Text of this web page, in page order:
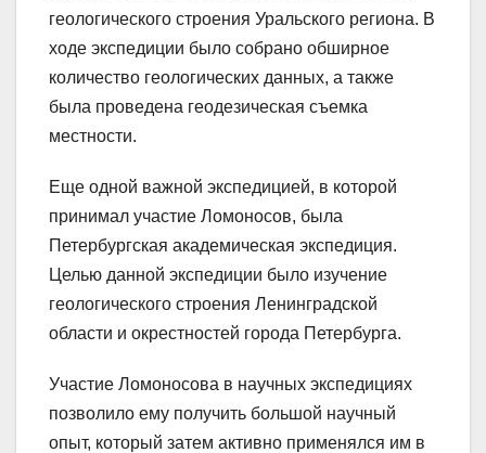
геологического строения Уральского региона. В
ходе экспедиции было собрано обширное
количество геологических данных, а также
была проведена геодезическая съемка
местности.
Еще одной важной экспедицией, в которой
принимал участие Ломоносов, была
Петербургская академическая экспедиция.
Целью данной экспедиции было изучение
геологического строения Ленинградской
области и окрестностей города Петербурга.
Участие Ломоносова в научных экспедициях
позволило ему получить большой научный
опыт, который затем активно применялся им в